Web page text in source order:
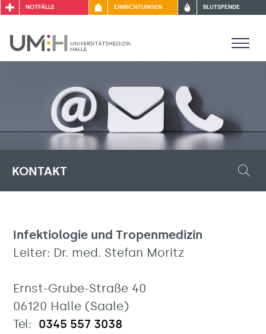
NOTFÄLLE EINRICHTUNGEN BLUTSPENDE
KONTAKT
Infektiologie und Tropenmedizin
Leiter: Dr. med. Stefan Moritz
Ernst-Grube-Straße 40
06120 Halle (Saale)
Tel: 0345 557 3038